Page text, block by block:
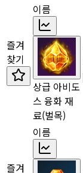
즐겨
찾기
이름
상급 아비도
스 융화 재
료(벌목)
즐겨
이름